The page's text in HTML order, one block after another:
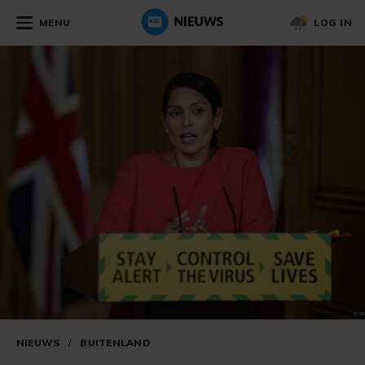
MENU LOG IN
NIEUWS / BUITENLAND